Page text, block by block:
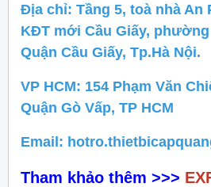
Địa chỉ: Tầng 5, toà nhà An
KĐT mới Cầu Giấy,
Quận Cầu Giấy, Tp.Hà Nội.
VP HCM: 154 Phạm Văn
Quận Gò Vấp, TP HCM
Email:
Tham khảo thêm >>>